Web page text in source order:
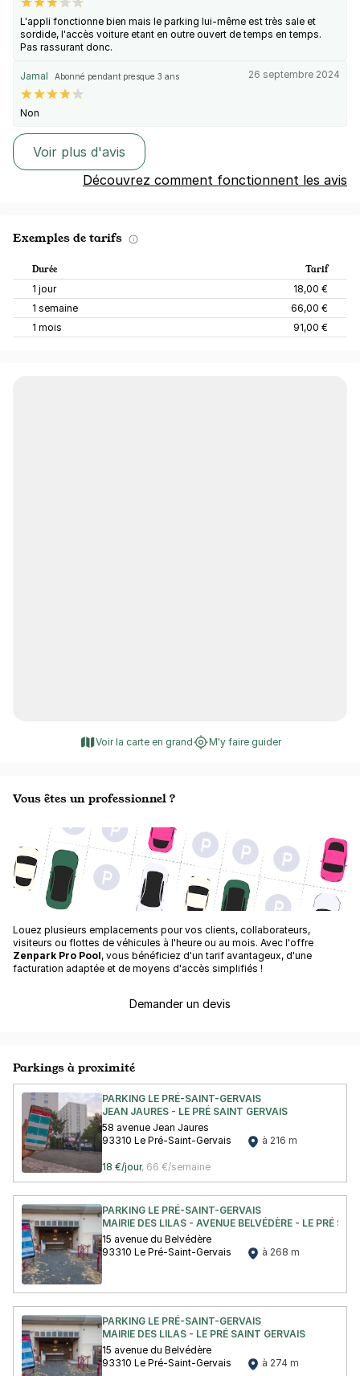
L'appli fonctionne bien mais le parking lui-même est très sale et
sordide, l'accès voiture etant en outre ouvert de temps en temps.
Pas rassurant donc.
Jamal Abonné pendant presque 3 ans 26 septembre 2024
Non
Voir plus d'avis
Découvrez comment fonctionnent les avis
Exemples de tarifs
Durée Tarif
1 jour
18,00 €
1 semaine
66,00 €
1 mois
91,00 €
Voir la carte en grand M'y faire guider
Vous êtes un professionnel ?
Louez plusieurs emplacements pour vos clients, collaborateurs,
visiteurs ou flottes de véhicules à l'heure ou au mois. Avec l'offre
Zenpark Pro Pool, vous bénéficiez d'un tarif avantageux, d'une
facturation adaptée et de moyens d'accès simplifiés !
Demander un devis
Parkings à proximité
PARKING LE PRÉ-SAINT-GERVAIS
JEAN JAURES - LE PRÉ SAINT GERVAIS
58 avenue Jean Jaures
93310 Le Pré-Saint-Gervais
à 216 m
18 €/jour, 66 €/semaine
PARKING LE PRÉ-SAINT-GERVAIS
MAIRIE DES LILAS - AVENUE BELVÉDÈRE - LE PRÉ
15 avenue du Belvédère
93310 Le Pré-Saint-Gervais
à 268 m
PARKING LE PRÉ-SAINT-GERVAIS
MAIRIE DES LILAS - LE PRÉ SAINT GERVAIS
15 avenue du Belvédère
93310 Le Pré-Saint-Gervais
à 274 m